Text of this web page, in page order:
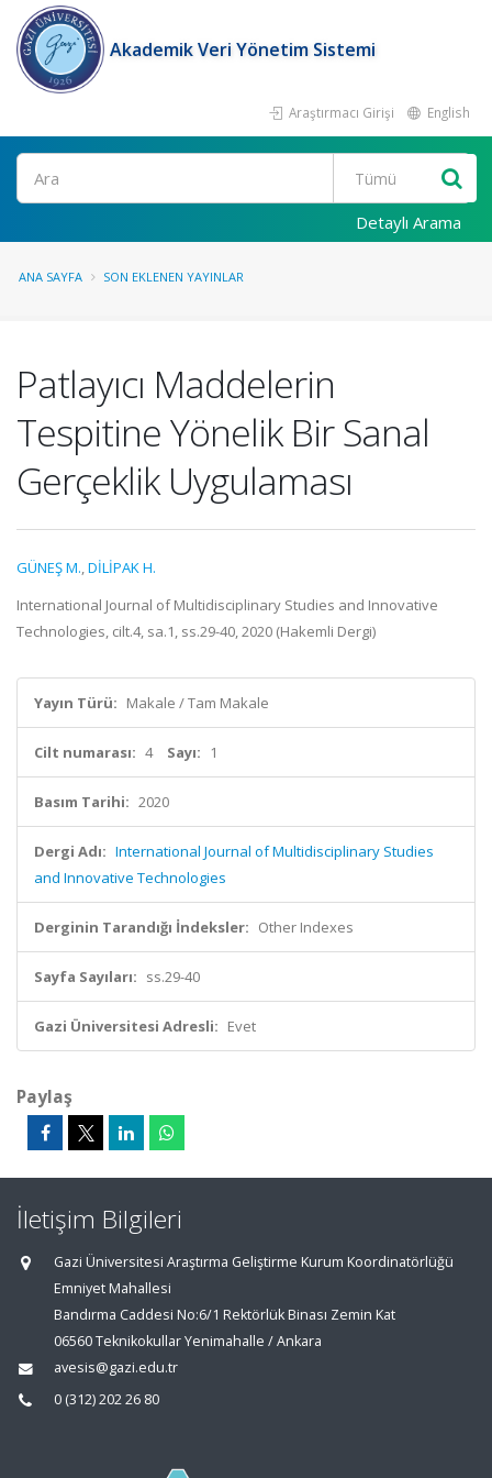
Akademik Veri Yönetim Sistemi
Araştırmacı Girişi English
Ara
Detaylı Arama
ANA SAYFA SON EKLENEN YAYINLAR
Patlayıcı Maddelerin
Tespitine Yönelik Bir Sanal
Gerçeklik Uygulaması
GÜNEŞ M.,DİLİPAK H.
International Journal of Multidisciplinary Studies and Innovative
Technologies, cilt.4, sa.1, ss.29-40, 2020 (Hakemli Dergi)
Yayın Türü: Makale / Tam Makale
Cilt numarası: 4 Sayı: 1
Basım Tarihi: 2020
Dergi Adı: International Journal of Multidisciplinary Studies
and Innovative Technologies
Derginin Tarandığı İndeksler: Other Indexes
Sayfa Sayıları: ss.29-40
Gazi Üniversitesi Adresli: Evet
Paylaş
İletişim Bilgileri
Gazi Üniversitesi Araştırma Geliştirme Kurum Koordinatörlüğü
Emniyet Mahallesi
Bandırma Caddesi No:6/1 Rektörlük Binası Zemin Kat
06560 Teknikokullar Yenimahalle / Ankara
avesis@gazi.edu.tr
0 (312) 202 26 80